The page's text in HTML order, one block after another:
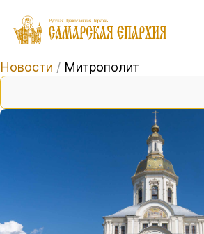
Новости / Митрополит